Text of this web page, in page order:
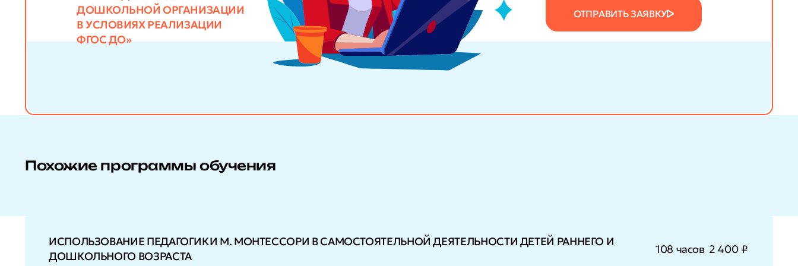
ДОШКОЛЬНОЙ ОРГАНИЗАЦИИ
В УСЛОВИЯХ РЕАЛИЗАЦИИ
ФГОС ДО»
ОТПРАВИТЬ ЗАЯВКУ
Похожие программы обучения
ИСПОЛЬЗОВАНИЕ ПЕДАГОГИКИ М. МОНТЕССОРИ В САМОСТОЯТЕЛЬНОЙ ДЕЯТЕЛЬНОСТИ ДЕТЕЙ РАННЕГО И
ДОШКОЛЬНОГО ВОЗРАСТА
108 часов 2 400 ₽